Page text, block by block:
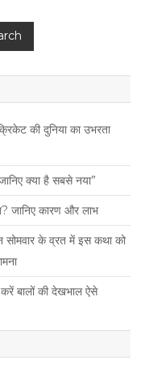
की दुनिया का उभरता
क्या है सबसे नया”
जानिए कारण और लाभ
के व्रत में इस कथा को
बालों की देखभाल ऐसे